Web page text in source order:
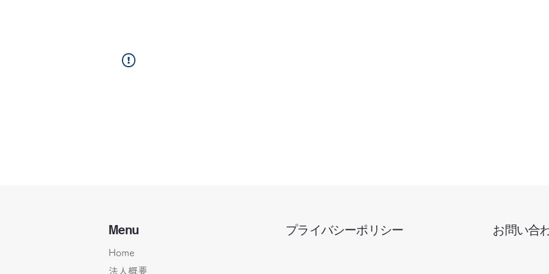
Menu
Home
法人概要
プライバシーポリシー お問い合